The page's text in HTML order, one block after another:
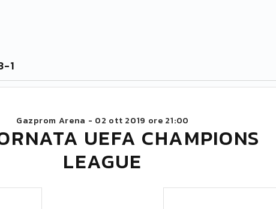
1
Gazprom Arena - 02 ott 2019 ore 21:00
UEFA CHAMPIONS
LEAGUE